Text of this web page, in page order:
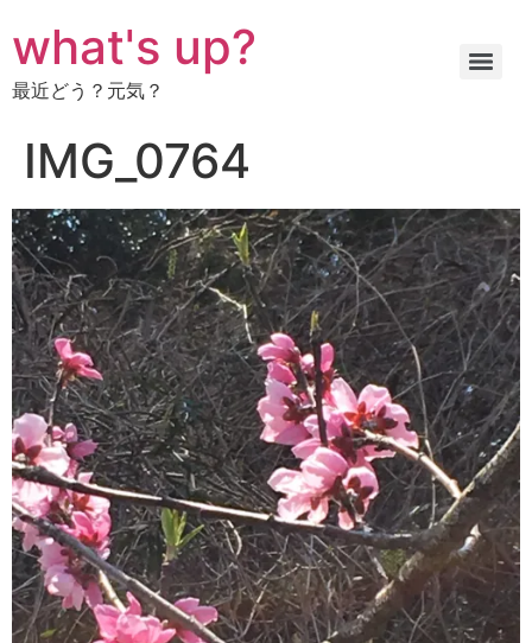
ン
ン
キ
ッ
プ
what's up?
最近どう？元気？
IMG_0764